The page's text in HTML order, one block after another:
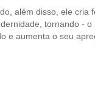
além disso, ele cria
tornando - o
e aumenta o seu